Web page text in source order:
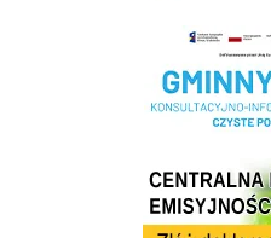
Realizacja Programu
Centrala Ewidencja